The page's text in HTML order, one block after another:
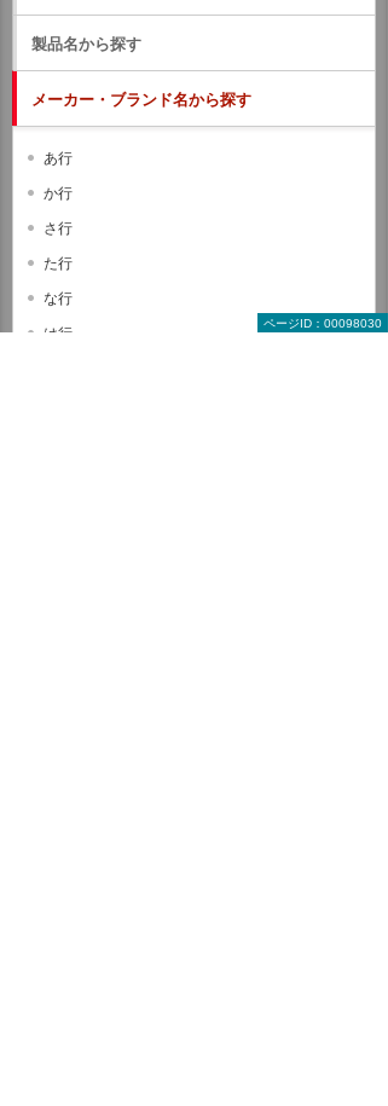
ページID：00098030
製品名から探す
メーカー・ブランド名から探す
あ行
か行
さ行
た行
な行
は行